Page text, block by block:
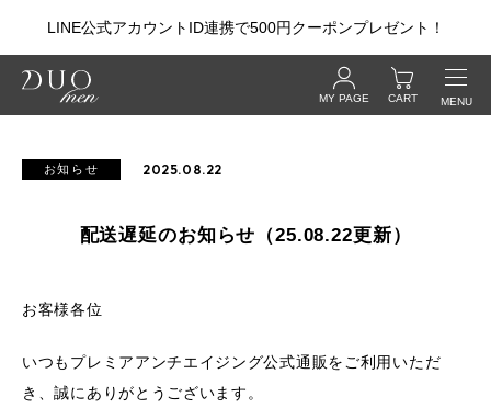
LINE公式アカウントID連携で500円クーポンプレゼント！
CONCEPT
PRODUCTS
Wash Balm
ザ ウォッシュバーム
MY PAGE CART MENU
お知らせ 2025.08.22
配送遅延のお知らせ（25.08.22更新）
お客様各位
いつもプレミアアンチエイジング公式通販をご利用いただ
き、誠にありがとうございます。